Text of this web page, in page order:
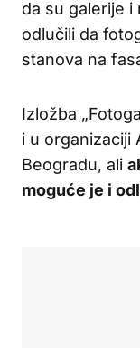
da su galerije i
odlučili da
stanova na
Izložba
i u organizaciji
Beogradu, ali
moguće je i